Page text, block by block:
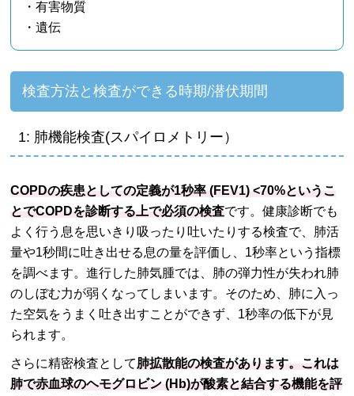
・有害物質
・遺伝
検査方法と検査ができる時期/潜伏期間
1: 肺機能検査(スパイロメトリー）
COPDの疾患としての定義が1秒率 (FEV1) <70%というこ
とでCOPDを診断する上で必須の検査です。健康診断でも
よく行う息を思いきり吸ったり吐いたりする検査で、肺活
量や1秒間に吐き出せる息の量を評価し、1秒率という指標
を調べます。進行した肺気腫では、肺の弾力性が失われ肺
のしぼむ力が弱くなってしまいます。そのため、肺に入っ
た空気をうまく吐き出すことができず、1秒率の低下が見
られます。
さらに精密検査として肺拡散能の検査があります。これは
肺で赤血球のヘモグロビン (Hb)が酸素と結合する機能を評